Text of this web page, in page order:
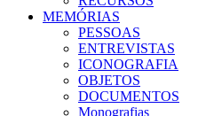
MEMÓRIAS
PESSOAS
ENTREVISTAS
ICONOGRAFIA
OBJETOS
DOCUMENTOS
Monografias